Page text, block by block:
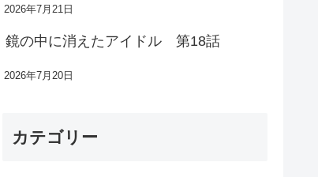
2026年7月21日
鏡の中に消えたアイドル 第18話
2026年7月20日
カテゴリー